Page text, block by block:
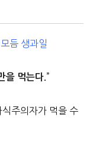
듬 생과일
을 먹는다. ”
주의자가 먹을 수